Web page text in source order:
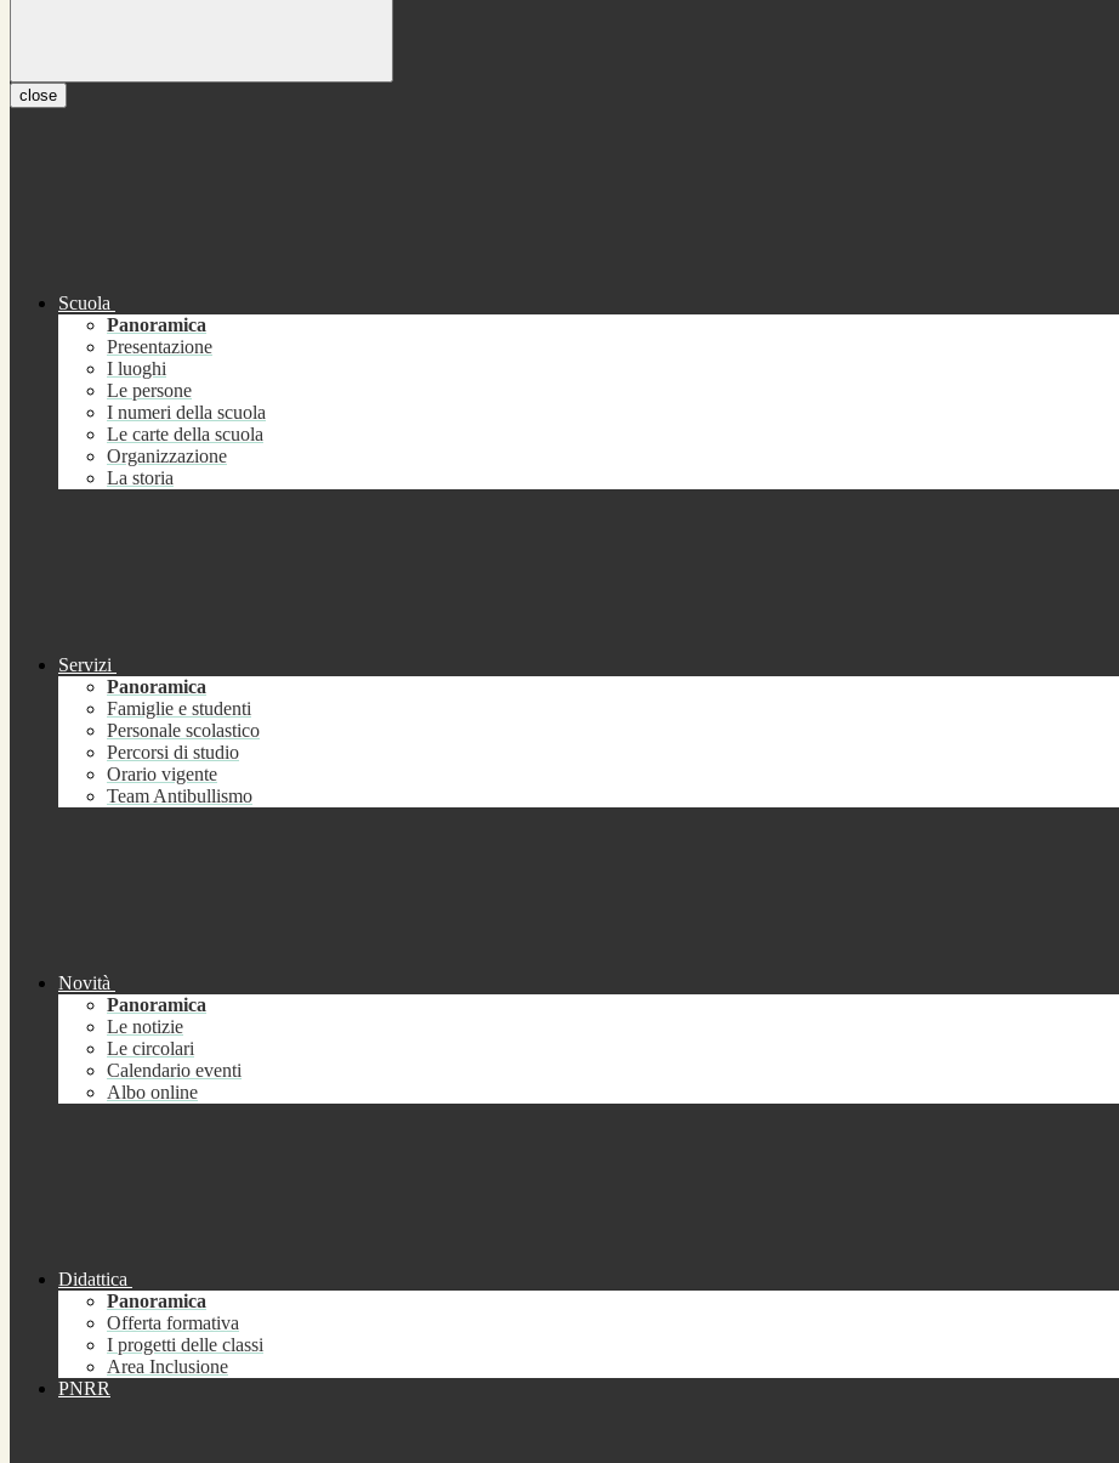
close
Scuola
Panoramica
Presentazione
I luoghi
Le persone
I numeri della scuola
Le carte della scuola
Organizzazione
La storia
Servizi
Panoramica
Famiglie e studenti
Personale scolastico
Percorsi di studio
Orario vigente
Team Antibullismo
Novità
Panoramica
Le notizie
Le circolari
Calendario eventi
Albo online
Didattica
Panoramica
Offerta formativa
I progetti delle classi
Area Inclusione
PNRR